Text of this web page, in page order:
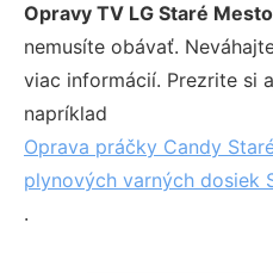
Opravy TV LG Staré Mesto
nemusíte obávať.
viac informácií. Prezrite si
napríklad
Oprava práčky Candy
plynových varných dosiek
.